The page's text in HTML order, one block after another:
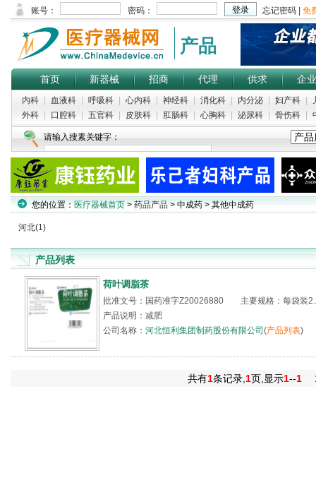
产品
首页 新器械 招商 代理 供求 企业
内科 血液科 呼吸科 心内科 神经科 消化科 内分泌 妇产科
外科
口腔科 五官科 皮肤科 肛肠科 心胸科 泌尿科 骨伤科
请输入搜素关键字：
热门搜索： 康复仪 牙科模型 吸痰管 麻醉蒸发器| 中心供气系统
您的位置： 医疗器械首页 > 药品产品 > 中成药 > 其他中成药
河北(1)
产品列表
荷叶调脂茶
批准文号：国药准字Z20026880 主要规格：每袋装
产品说明：减肥
公司名称： 河北恒利集团制药股份有限公司 (产品列表)
共有1条记录, 1页,显示1--1